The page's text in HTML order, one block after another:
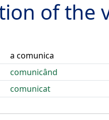
of the
a comunica
comunicând
comunicat